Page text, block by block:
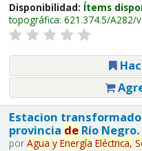
Disponibilidad: Ítems
topográfica: 621.374.5/A282/
Estacion
provincia deRío Negro.
por Agua y Energía Eléctrica,